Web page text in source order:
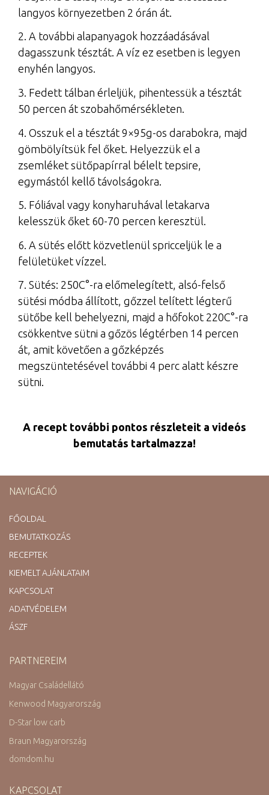
langyos környezetben 2 órán át.
2. A további alapanyagok hozzáadásával
dagasszunk tésztát. A víz ez esetben is legyen
enyhén langyos.
3. Fedett tálban érleljük, pihentessük a tésztát
50 percen át szobahőmérsékleten.
4. Osszuk el a tésztát 9×95g-os darabokra, majd
gömbölyítsük fel őket. Helyezzük el a
zsemléket sütőpapírral bélelt tepsire,
egymástól kellő távolságokra.
5. Fóliával vagy konyharuhával letakarva
kelesszük őket 60-70 percen keresztül.
6. A sütés előtt közvetlenül spricceljük le a
felületüket vízzel.
7. Sütés: 250C°-ra előmelegített, alsó-felső
sütési módba állított, gőzzel telített légterű
sütőbe kell behelyezni, majd a hőfokot 220C°-ra
csökkentve sütni a gőzös légtérben 14 percen
át, amit követően a gőzképzés
megszüntetésével további 4 perc alatt készre
sütni.
A recept további pontos részleteit a videós
bemutatás tartalmazza!
NAVIGÁCIÓ
FŐOLDAL
BEMUTATKOZÁS
RECEPTEK
KIEMELT AJÁNLATAIM
KAPCSOLAT
ADATVÉDELEM
ÁSZF
PARTNEREIM
Magyar Családellátó
Kenwood Magyarország
D-Star low carb
Braun Magyarország
domdom.hu
KAPCSOLAT